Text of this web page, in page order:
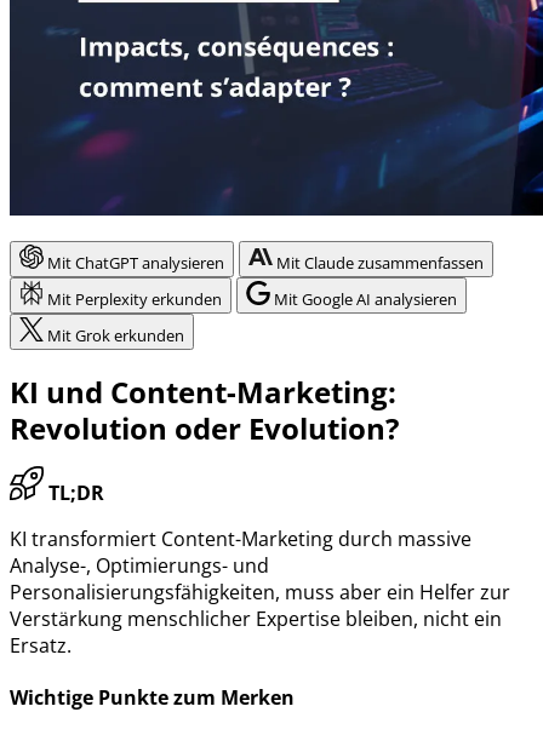
Mit ChatGPT analysieren
Mit Claude zusammenfassen
Mit Perplexity erkunden
Mit Google AI analysieren
Mit Grok erkunden
KI und Content-Marketing:
Revolution oder Evolution?
TL;DR
KI transformiert Content-Marketing durch massive
Analyse-, Optimierungs- und
Personalisierungsfähigkeiten, muss aber ein Helfer zur
Verstärkung menschlicher Expertise bleiben, nicht ein
Ersatz.
Wichtige Punkte zum Merken